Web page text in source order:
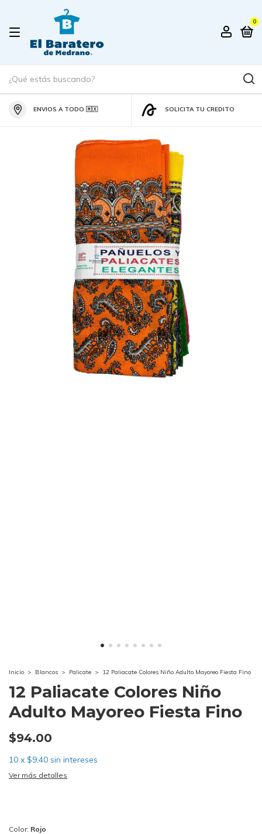
0
ENVIOS A TODO 🇲🇽 SOLICITA TU CREDITO
Inicio > Blancos > Palicate > 12 Paliacate Colores Niño Adulto Mayoreo Fiesta Fino
12 Paliacate Colores Niño
Adulto Mayoreo Fiesta Fino
$94.00
10 x $9.40 sin intereses
Ver más detalles
Color: Rojo